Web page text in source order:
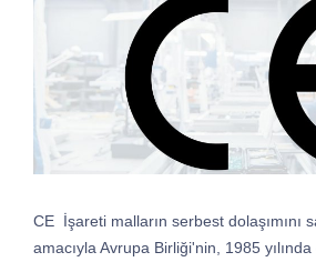
CE İşareti malların serbest dolaşımını
amacıyla Avrupa Birliği'nin, 1985